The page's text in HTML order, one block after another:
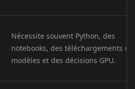
Doctor 06 Doctor 07
Nécessite souvent Python, des
notebooks, des téléchargements de
modèles et des décisions GPU.